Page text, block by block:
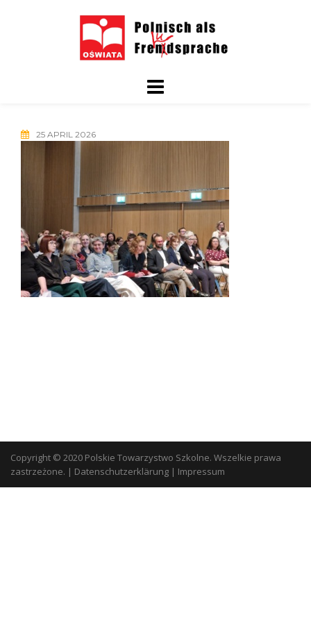
25 APRIL 2026
Copyright © 2020 Polskie Towarzystwo Szkolne. Wszelkie prawa
zastrzeżone. | Datenschutzerklärung | Impressum